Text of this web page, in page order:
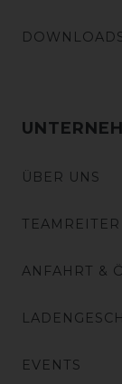
ÜBER UNS
TEAMREITER
ANFAHRT &
EVENTS